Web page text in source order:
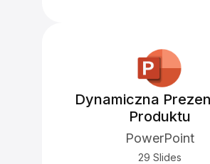
Dynamiczna
Produktu
PowerPoint
29 Slides